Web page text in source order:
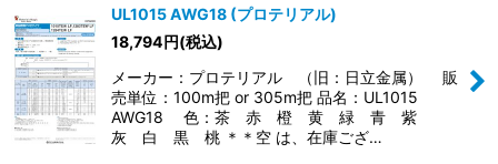
UL1015 AWG18 (プロテリアル)
18,794円(税込)
メーカー：プロテリアル （旧：日立金属） 販
売単位：100m把 or 305m把 品名：UL1015
AWG18 色：茶 赤 橙 黄 緑 青 紫
灰 白 黒 桃 ＊＊空 は、在庫ござ…